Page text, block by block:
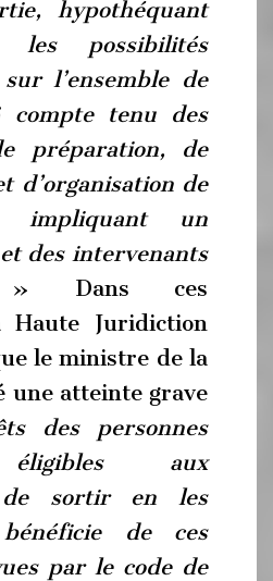
hypothéquant
les possibilités
l’ensemble de
compte tenu des
préparation, de
d’organisation de
impliquant un
des intervenants
Dans ces
Haute Juridiction
le ministre de la
une atteinte grave
des personnes
éligibles aux
de sortir en les
de ces
par le code de